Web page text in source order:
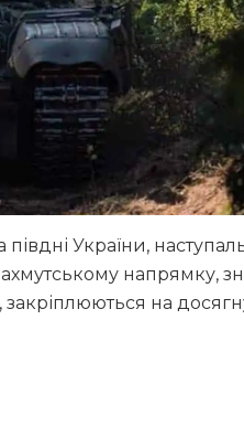
України,
напрямку,
закріплюються на